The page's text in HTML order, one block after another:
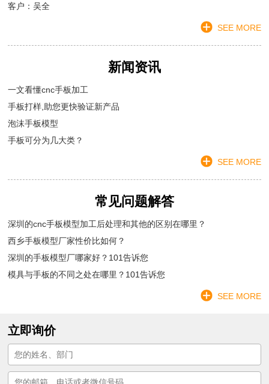
客户：吴全
SEE MORE
新闻资讯
一文看懂cnc手板加工
手板打样,助您更快验证新产品
泡沫手板模型
手板可分为几大类？
SEE MORE
常见问题解答
深圳的cnc手板模型加工后处理和其他的区别在哪里？
西乡手板模型厂家性价比如何？
深圳的手板模型厂哪家好？101告诉您
模具与手板的不同之处在哪里？101告诉您
SEE MORE
立即询价